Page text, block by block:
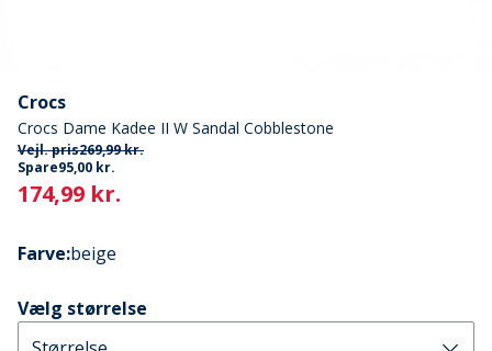
Crocs
Crocs Dame Kadee II W Sandal Cobblestone
Vejl. pris269,99 kr.
Spare95,00 kr.
Current
174,99 kr.
Farve:beige
Vælg størrelse